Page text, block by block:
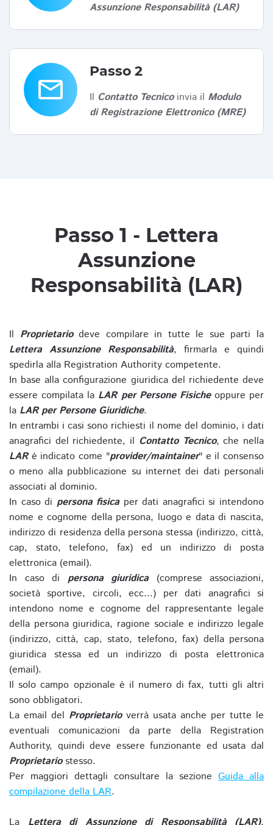
Assunzione Responsabilità (LAR)
email
Passo 2
Il Contatto Tecnicoinvia il Modulo
di Registrazione Elettronico (MRE)
Passo 1 - Lettera
Assunzione
Responsabilità (LAR)
Il Proprietariodeve compilare in tutte le sue parti la
Lettera Assunzione Responsabilità, firmarla e quindi
spedirla alla Registration Authority competente.
In base alla configurazione giuridica del richiedente deve
essere compilata la LAR per Persone Fisicheoppure per
la LAR per Persone Giuridiche.
In entrambi i casi sono richiesti il nome del dominio, i dati
anagrafici del richiedente, il Contatto Tecnico, che nella
LARè indicato come "provider/maintainer" e il consenso
o meno alla pubblicazione su internet dei dati personali
associati al dominio.
In caso di persona fisicaper dati anagrafici si intendono
nome e cognome della persona, luogo e data di nascita,
indirizzo di residenza della persona stessa (indirizzo, città,
cap, stato, telefono, fax) ed un indirizzo di posta
elettronica (email).
In caso di persona giuridica(comprese associazioni,
società sportive, circoli, ecc...) per dati anagrafici si
intendono nome e cognome del rappresentante legale
della persona giuridica, ragione sociale e indirizzo legale
(indirizzo, città, cap, stato, telefono, fax) della persona
giuridica stessa ed un indirizzo di posta elettronica
(email).
Il solo campo opzionale è il numero di fax, tutti gli altri
sono obbligatori.
La email del Proprietarioverrà usata anche per tutte le
eventuali comunicazioni da parte della Registration
Authority, quindi deve essere funzionante ed usata dal
Proprietariostesso.
Per maggiori dettagli consultare la sezione Guida alla
compilazione della LAR.